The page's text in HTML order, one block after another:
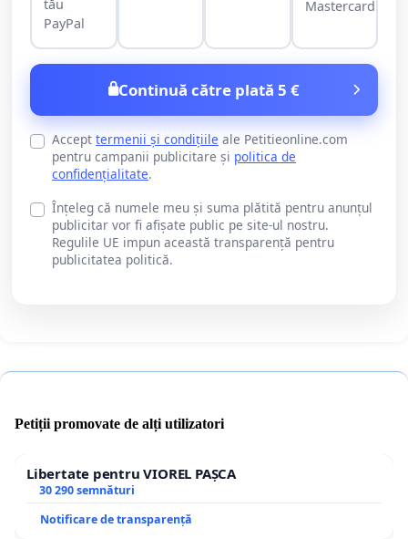
tău
PayPal
Mastercard
Continuă către plată 5 €
Accept termenii și condițiile ale Petitieonline.com
pentru campanii publicitare și politica de
confidențialitate.
Înțeleg că numele meu și suma plătită pentru anunțul
publicitar vor fi afișate public pe site-ul nostru.
Regulile UE impun această transparență pentru
publicitatea politică.
Petiții promovate de alți utilizatori
Libertate pentru VIOREL PAȘCA
30 290 semnături
Notificare de transparență